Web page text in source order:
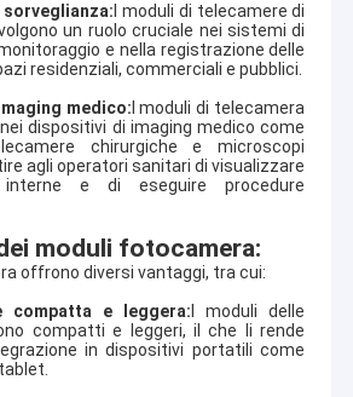
fotografica dell'OEM
sorveglianza: I moduli di telecamere di
un ruolo cruciale nei sistemi di
e nella registrazione delle
residenziali, commerciali e pubblici.
medico: I moduli di telecamera
dispositivi di imaging medico come
chirurgiche e microscopi
agli operatori sanitari di visualizzare
e di eseguire procedure
moduli fotocamera:
offrono diversi vantaggi, tra cui:
compatta e leggera: I moduli delle
compatti e leggeri, il che li rende
in dispositivi portatili come
del taccuino, videocamera di
dell'automobile e prodotti astuti
della cote in molte aree differenti
il dispositivo portabile, la cuffia avricolare,
l'industriale, agrotechny medici, la
visione artificiale, dispositivo
ecc. Tutto il relativo al prodotto
fotografica,possiamo trovare la
voi.